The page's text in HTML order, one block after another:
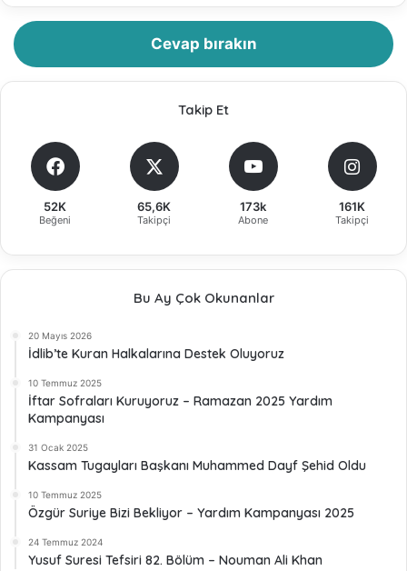
Cevap bırakın
Takip Et
52K
Beğeni
65,6K
Takipçi
173k
Abone
161K
Takipçi
Bu Ay Çok Okunanlar
20 Mayıs 2026
İdlib’te Kuran Halkalarına Destek Oluyoruz
10 Temmuz 2025
İftar Sofraları Kuruyoruz – Ramazan 2025 Yardım
Kampanyası
31 Ocak 2025
Kassam Tugayları Başkanı Muhammed Dayf Şehid Oldu
10 Temmuz 2025
Özgür Suriye Bizi Bekliyor – Yardım Kampanyası 2025
24 Temmuz 2024
Yusuf Suresi Tefsiri 82. Bölüm – Nouman Ali Khan